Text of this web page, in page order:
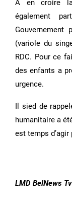
A en croire la
également
Gouvernement
(variole du
RDC. Pour ce
des enfants a
urgence.
Il sied de
humanitaire a
est temps d’agir
LMD BelNews